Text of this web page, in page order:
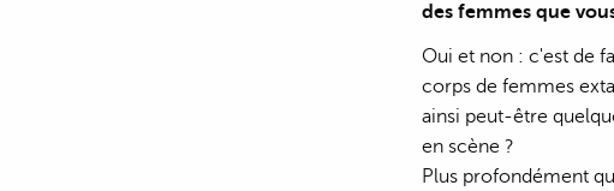
des femmes que
Oui et non : c'est de
corps de femmes
ainsi peut-être
en scène ?
Plus profondément